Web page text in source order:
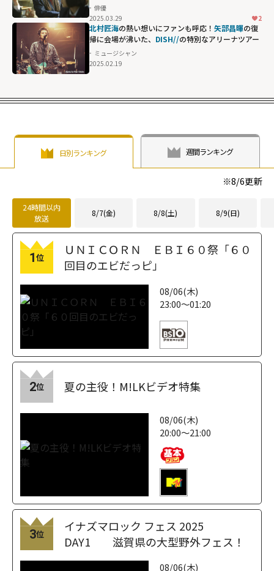
俳優
2025.03.29
2
北村匠海の熱い想いにファンも呼応！ 矢部昌暉の復
帰に会場が沸いた、 DISH//の特別なアリーナツアー
ミュージシャン
2025.02.19
日別ランキング 週間ランキング
※8/6更新
24時間以内
放送
8/7(金) 8/8(土) 8/9(日)
1位
ＵＮＩＣＯＲＮ ＥＢＩ６０祭「６０
回目のエビだっピ」
08/06(木)
23:00～01:20
2位 夏の主役！M!LKビデオ特集
08/06(木)
20:00～21:00
3位
イナズマロック フェス 2025
DAY1 滋賀県の大型野外フェス！
08/06(木)